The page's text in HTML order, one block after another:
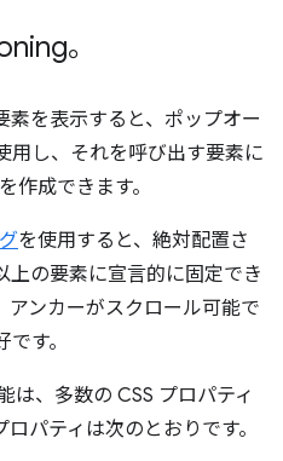
。
素を表示すると、ポップオー
用し、それを呼び出す要素に
作成できます。
を使用すると、絶対配置さ
上の要素に宣言的に固定でき
アンカーがスクロール可能で
す。
は、多数の CSS プロパティ
パティは次のとおりです。